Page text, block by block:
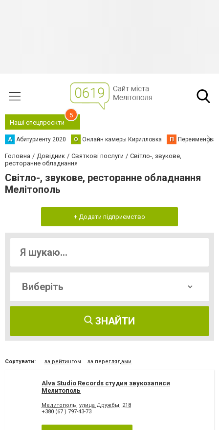
Наші спецпроєкти
5
А Абитуриенту 2020 О Онлайн камеры Кирилловка П
Головна Довідник Святкові послуги
Світло-, звукове,
ресторанне обладнання
Світло-, звукове, ресторанне обладнання
Мелітополь
+ Додати підприємство
ЗНАЙТИ
Сортувати: за рейтингом за переглядами
Alva Studio Records студия звукозаписи
Мелитополь
Мелитополь, улица Дружбы, 218
+380 (67 ) 797-43-73